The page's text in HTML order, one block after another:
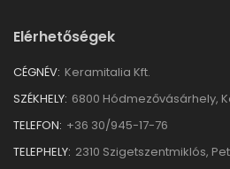
Elérhetőségek
CÉGNÉV: Keramitalia Kft.
SZÉKHELY: 6800 Hódmezővásárhely,
TELEFON: +36 30/945-17-76
TELEPHELY: 2310 Szigetszentmiklós,